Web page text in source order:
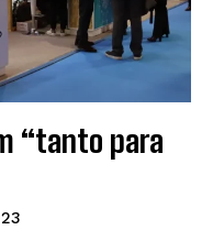
“tanto para